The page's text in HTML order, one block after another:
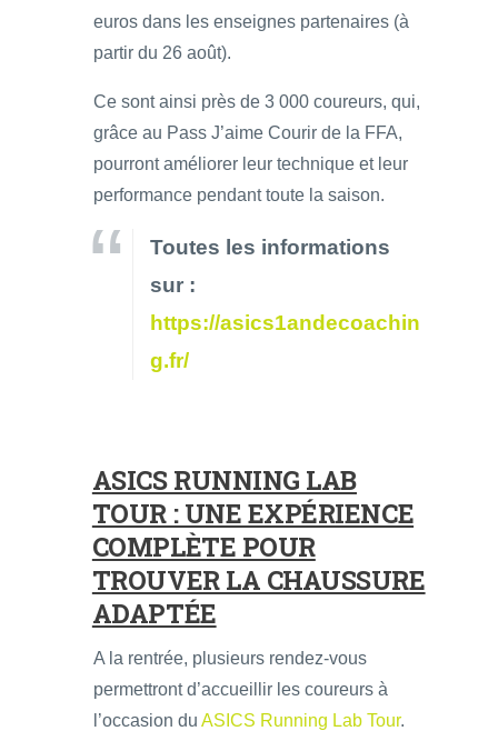
euros dans les enseignes partenaires (à
partir du 26 août).
Ce sont ainsi près de 3 000 coureurs, qui,
grâce au Pass J’aime Courir de la FFA,
pourront améliorer leur technique et leur
performance pendant toute la saison.
Toutes les informations
sur :
https://asics1andecoachin
g.fr/
ASICS RUNNING LAB
TOUR : UNE EXPÉRIENCE
COMPLÈTE POUR
TROUVER LA CHAUSSURE
ADAPTÉE
A la rentrée, plusieurs rendez-vous
permettront d’accueillir les coureurs à
l’occasion du ASICS Running Lab Tour.